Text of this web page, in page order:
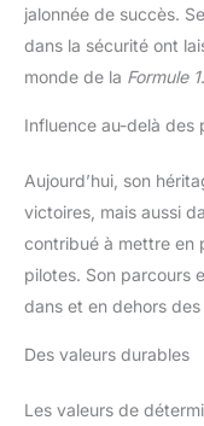
jalonnée de succès.
dans la sécurité ont
monde de la Formule 1.
Influence au-delà des
Aujourd’hui, son
victoires, mais aussi
contribué à mettre en
pilotes. Son parcours
dans et en dehors
Des valeurs durables
Les valeurs de